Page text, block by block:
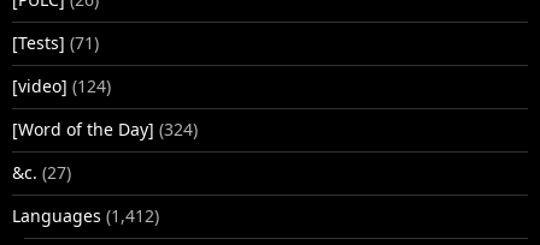
[Tests] (71)
[video] (124)
[Word of the Day] (324)
&c. (27)
Languages (1,412)